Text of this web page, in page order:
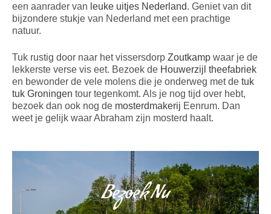
een aanrader van leuke uitjes Nederland. Geniet van dit
bijzondere stukje van Nederland met een prachtige
natuur.
Tuk rustig door naar het vissersdorp Zoutkamp waar je de
lekkerste verse vis eet. Bezoek de Houwerzijl theefabriek
en bewonder de vele molens die je onderweg met de tuk
tuk Groningen tour tegenkomt. Als je nog tijd over hebt,
bezoek dan ook nog de mosterdmakerij Eenrum. Dan
weet je gelijk waar Abraham zijn mosterd haalt.
Bezoek Nu